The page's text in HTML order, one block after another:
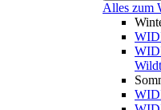
Alles zum